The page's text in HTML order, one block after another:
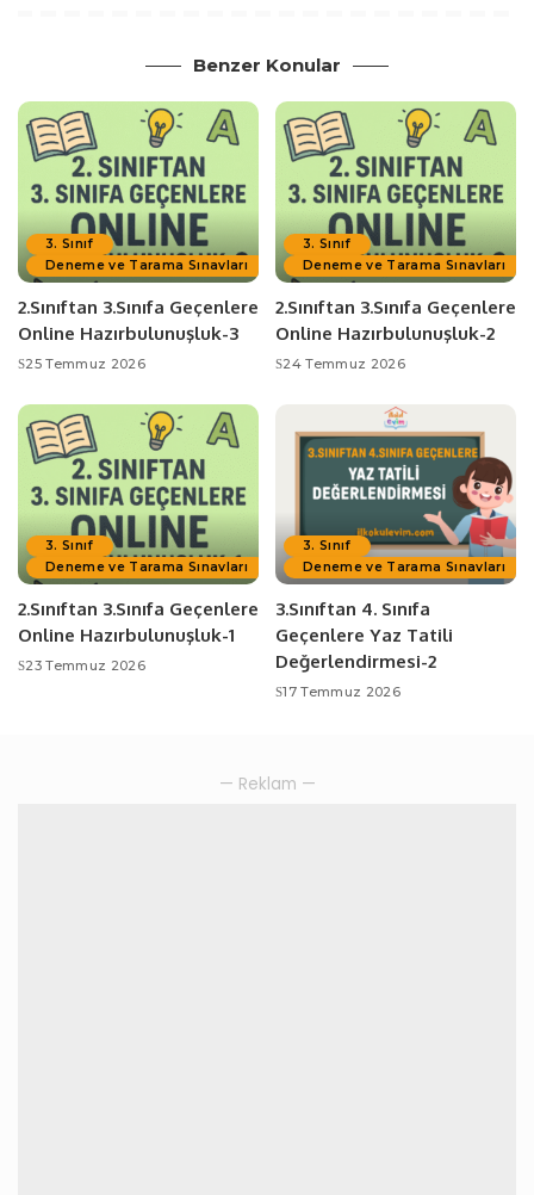
Benzer Konular
3. Sınıf
Deneme ve Tarama Sınavları
2.Sınıftan 3.Sınıfa Geçenlere
Online Hazırbulunuşluk-3
25 Temmuz 2026
3. Sınıf
Deneme ve Tarama Sınavları
2.Sınıftan 3.Sınıfa Geçenlere
Online Hazırbulunuşluk-2
24 Temmuz 2026
3. Sınıf
Deneme ve Tarama Sınavları
2.Sınıftan 3.Sınıfa Geçenlere
Online Hazırbulunuşluk-1
23 Temmuz 2026
3. Sınıf
Deneme ve Tarama Sınavları
3.Sınıftan 4. Sınıfa
Geçenlere Yaz Tatili
Değerlendirmesi-2
17 Temmuz 2026
— Reklam —